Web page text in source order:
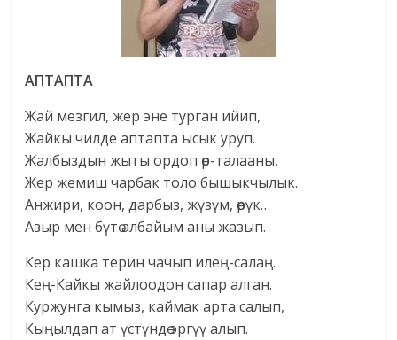
АПТАПТА
Жай мезгил, жер эне турган ийип,
Жайкы чилде аптапта ысык уруп.
Жалбыздын жыты ордоп өр-талааны,
Жер жемиш чарбак толо бышыкчылык.
Анжири, коон, дарбыз, жүзүм, өрүк…
Азыр мен бүтө албайым аны жазып.
Кер кашка терин чачып илең-салаң.
Кең-Кайкы жайлоодон сапар алган.
Куржунга кымыз, каймак арта салып,
Кыңылдап ат үстүндө эргүү алып.